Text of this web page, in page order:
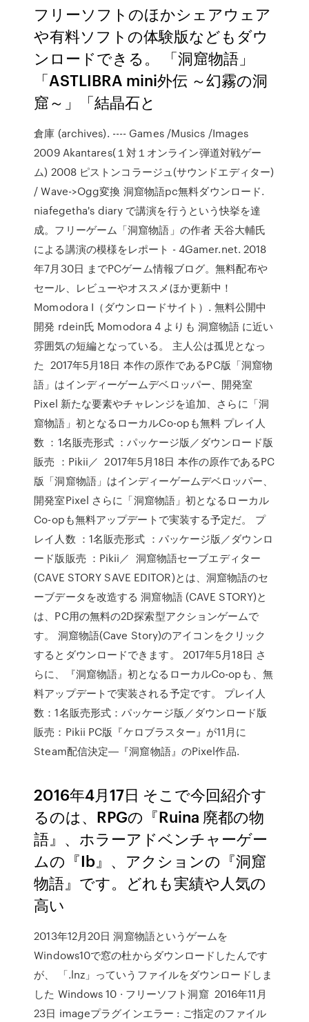
フリーソフトのほかシェアウェア
や有料ソフトの体験版などもダウ
ンロードできる。 「洞窟物語」
「ASTLIBRA mini外伝 ～幻霧の洞
窟～」「結晶石と
倉庫 (archives). ---- Games /Musics /Images
2009 Akantares(１対１オンライン弾道対戦ゲー
ム) 2008 ピストンコラージュ(サウンドエディター)
/ Wave->Ogg変換 洞窟物語pc無料ダウンロード.
niafegetha's diary で講演を行うという快挙を達
成。フリーゲーム「洞窟物語」の作者 天谷大輔氏
による講演の模様をレポート - 4Gamer.net. 2018
年7月30日 までPCゲーム情報ブログ。無料配布や
セール、レビューやオススメほか更新中！
Momodora I（ダウンロードサイト）. 無料公開中
開発 rdein氏 Momodora 4 よりも 洞窟物語 に近い
雰囲気の短編となっている。 主人公は孤児となっ
た 2017年5月18日 本作の原作であるPC版「洞窟物
語」はインディーゲームデベロッパー、開発室
Pixel 新たな要素やチャレンジを追加、さらに「洞
窟物語」初となるローカルCo-opも無料 プレイ人
数 ：1名販売形式 ：パッケージ版／ダウンロード版
販売 ：Pikii／ 2017年5月18日 本作の原作であるPC
版「洞窟物語」はインディーゲームデベロッパー、
開発室Pixel さらに「洞窟物語」初となるローカル
Co-opも無料アップデートで実装する予定だ。 プ
レイ人数 ：1名販売形式 ：パッケージ版／ダウンロ
ード版販売 ：Pikii／ 洞窟物語セーブエディター
(CAVE STORY SAVE EDITOR)とは、洞窟物語のセ
ーブデータを改造する 洞窟物語 (CAVE STORY)と
は、PC用の無料の2D探索型アクションゲームで
す。 洞窟物語(Cave Story)のアイコンをクリック
するとダウンロードできます。 2017年5月18日 さ
らに、『洞窟物語』初となるローカルCo-opも、無
料アップデートで実装される予定です。 プレイ人
数：1名販売形式：パッケージ版／ダウンロード版
販売：Pikii PC版『ケロブラスター』が11月に
Steam配信決定―『洞窟物語』のPixel作品.
2016年4月17日 そこで今回紹介す
るのは、RPGの『Ruina 廃都の物
語』、ホラーアドベンチャーゲー
ムの『Ib』、アクションの『洞窟
物語』です。どれも実績や人気の
高い
2013年12月20日 洞窟物語というゲームを
Windows10で窓の杜からダウンロードしたんです
が、 「.lnz」っていうファイルをダウンロードしま
した Windows 10 · フリーソフト洞窟 2016年11月
23日 imageプラグインエラー : ご指定のファイル